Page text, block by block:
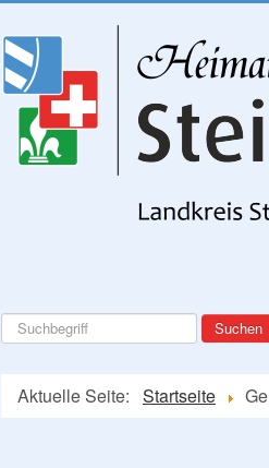
Suchen
...
Suchen
Aktuelle Seite: Startseite